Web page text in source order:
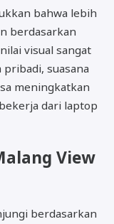
bahwa lebih
berdasarkan
visual sangat
suasana
meningkatkan
dari laptop
View
berdasarkan